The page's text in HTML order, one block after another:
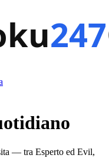
— tra Esperto ed Evil,